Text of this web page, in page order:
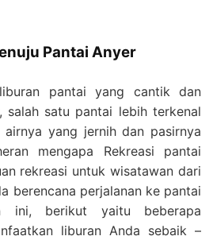
Pantai Anyer
pantai yang cantik dan
salah satu pantai lebih terkenal
airnya yang jernih dan pasirnya
mengapa Rekreasi pantai
rekreasi untuk wisatawan dari
berencana perjalanan ke pantai
ini, berikut yaitu beberapa
liburan Anda sebaik –